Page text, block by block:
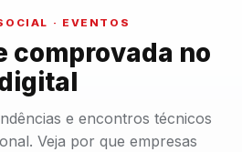
· EVENTOS
comprovada no
e encontros técnicos
Veja por que empresas